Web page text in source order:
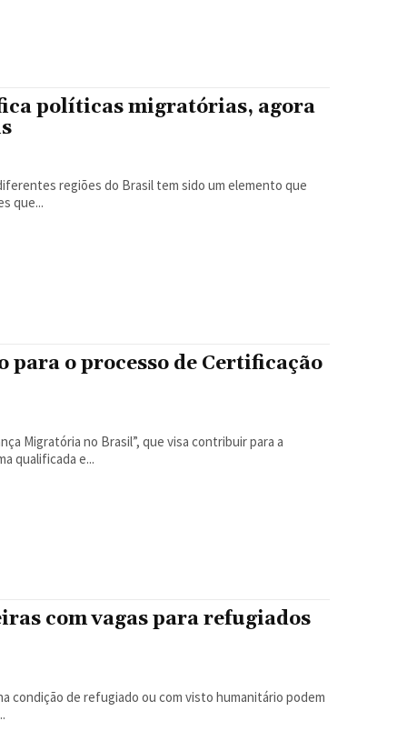
políticas migratórias, agora
que...
para o processo de Certificação
Migratória no Brasil”, que visa contribuir para a
qualificada e...
com vagas para refugiados